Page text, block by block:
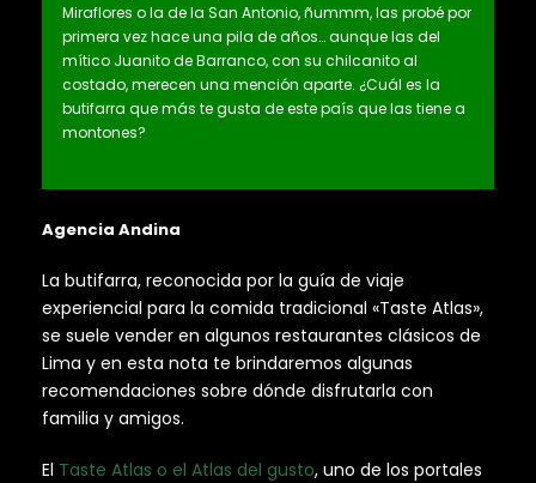
Miraflores o la de la San Antonio, ñummm, las probé por
primera vez hace una pila de años… aunque las del
mítico Juanito de Barranco, con su chilcanito al
costado, merecen una mención aparte. ¿Cuál es la
butifarra que más te gusta de este país que las tiene a
montones?
Agencia Andina
La butifarra, reconocida por la guía de viaje
experiencial para la comida tradicional «Taste Atlas»,
se suele vender en algunos restaurantes clásicos de
Lima y en esta nota te brindaremos algunas
recomendaciones sobre dónde disfrutarla con
familia y amigos.
El Taste Atlas o el Atlas del gusto, uno de los portales